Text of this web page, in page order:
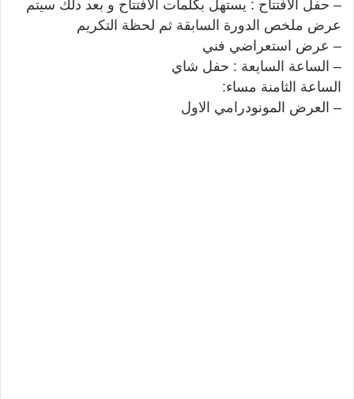
– حفل الافتتاح : يستهل بكلمات الافتتاح و بعد دلك سيتم
عرض ملخص الدورة السابقة ثم لحظة التكريم
– عرض استعراضي فني
– الساعة السايعة : حفل شاي
الساعة الثامنة مساء:
– العرض المونودرامي الاول